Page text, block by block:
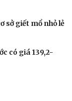
xử lý gần